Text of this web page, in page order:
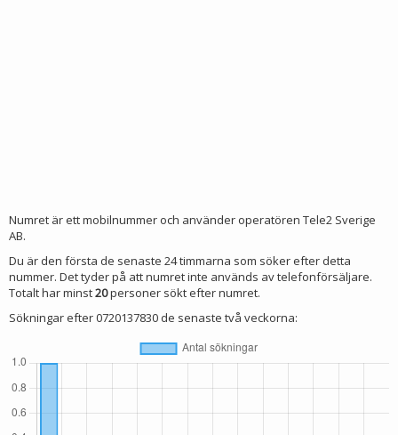
Numret är ett mobilnummer och använder operatören Tele2 Sverige
AB.
Du är den första de senaste 24 timmarna som söker efter detta
nummer. Det tyder på att numret inte används av telefonförsäljare.
Totalt har minst20personer sökt efter numret.
Sökningar efter 0720137830 de senaste två veckorna: